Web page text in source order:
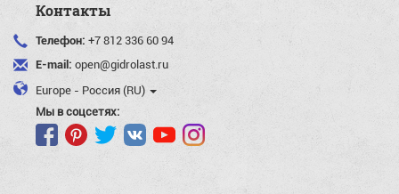
Контакты
Телефон: +7 812 336 60 94
E-mail: open@gidrolast.ru
Europe - Россия (RU)
Мы в соцсетях: